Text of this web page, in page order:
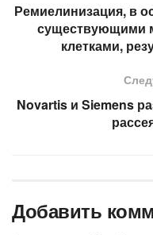
Ремиелинизация, в
существующими
клетками,
Novartis и Siemens
Добавить